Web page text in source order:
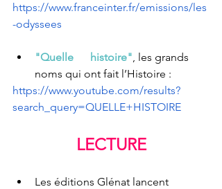
https://www.franceinter.fr/emissions/les
-odyssees
"Quelle      histoire", les grands
noms qui ont fait l’Histoire :
https://www.youtube.com/results?
search_query=QUELLE+HISTOIRE
LECTURE
Les éditions Glénat lancent